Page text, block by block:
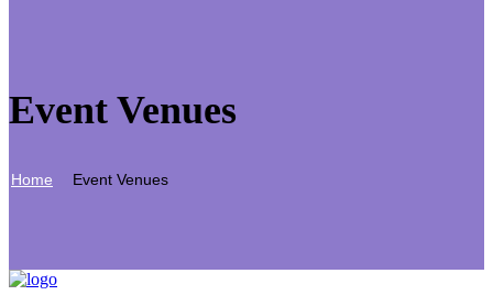
Event Venues
Home Event Venues